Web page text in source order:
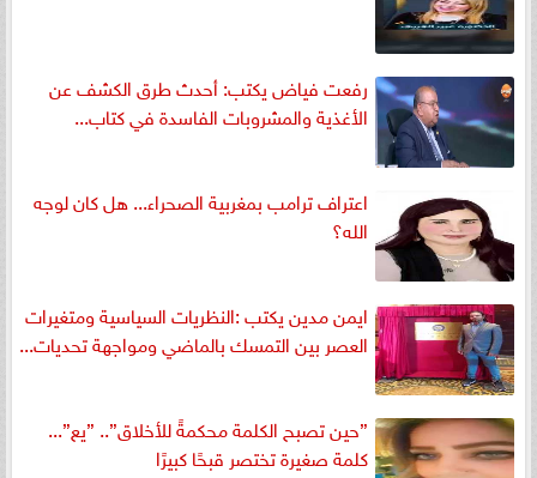
رفعت فياض يكتب: أحدث طرق الكشف عن
الأغذية والمشروبات الفاسدة في كتاب...
اعتراف ترامب بمغربية الصحراء... هل كان لوجه
الله؟
ايمن مدين يكتب :النظريات السياسية ومتغيرات
العصر بين التمسك بالماضي ومواجهة تحديات...
”حين تصبح الكلمة محكمةً للأخلاق”.. ”يع”...
كلمة صغيرة تختصر قبحًا كبيرًا